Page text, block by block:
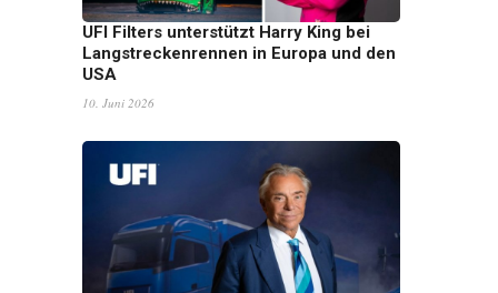
UFI Filters unterstützt Harry King bei
Langstreckenrennen in Europa und den
USA
10. Juni 2026